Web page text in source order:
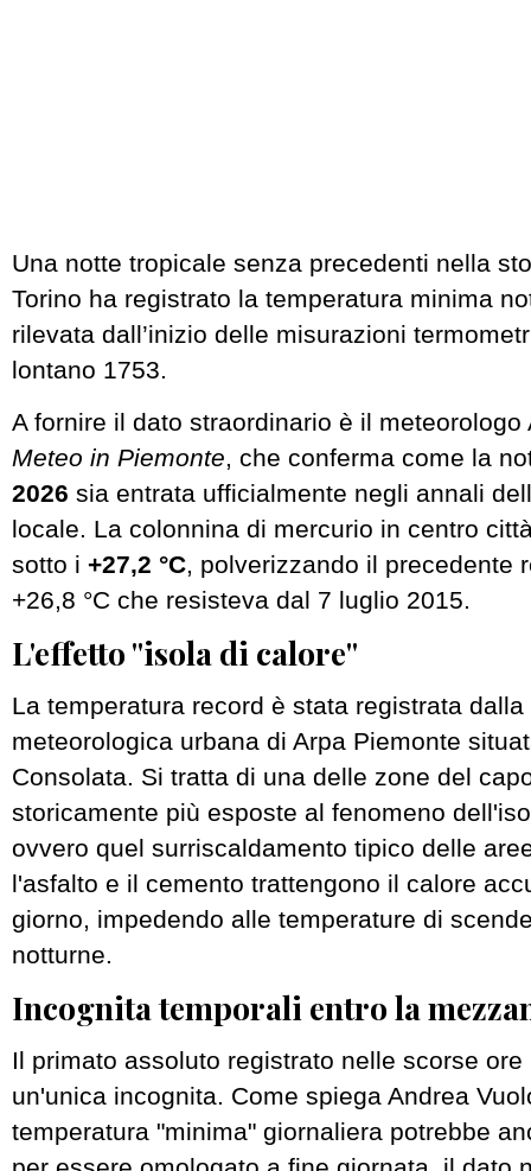
Una notte tropicale senza precedenti nella
Torino ha registrato la temperatura minima
rilevata dall’inizio delle misurazioni
lontano 1753.
A fornire il dato straordinario è il meteorologo
Meteo in Piemonte , che conferma come la
2026 sia entrata ufficialmente negli annali
locale. La colonnina di mercurio in centro
sotto i +27,2 °C , polverizzando il precedente
+26,8 °C che resisteva dal 7 luglio 2015.
L'effetto "isola di calore"
La temperatura record è stata registrata
meteorologica urbana di Arpa Piemonte
Consolata. Si tratta di una delle zone del
storicamente più esposte al fenomeno
ovvero quel surriscaldamento tipico delle
l'asfalto e il cemento trattengono il calore
giorno, impedendo alle temperature di
notturne.
Incognita temporali entro la
Il primato assoluto registrato nelle scorse ore
un'unica incognita. Come spiega Andrea
temperatura "minima" giornaliera potrebbe